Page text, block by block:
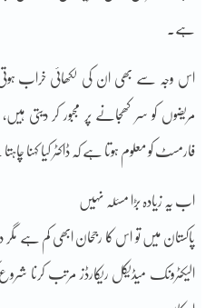
ہے۔
اس وجہ سے بھی ان کی لکھائی خراب
مریضوں کو سر کھجانے پر مجبور کر دیتی
فارمسٹ کو معلوم ہوتا ہے کہ ڈاکٹر کیا کہنا
اب یہ زیادہ بڑا مسئلہ نہیں
پاکستان میں تو اس کا رجحان ابھی کم ہے
الیکٹرونک میڈیکل ریکارڈز مرتب کرنا